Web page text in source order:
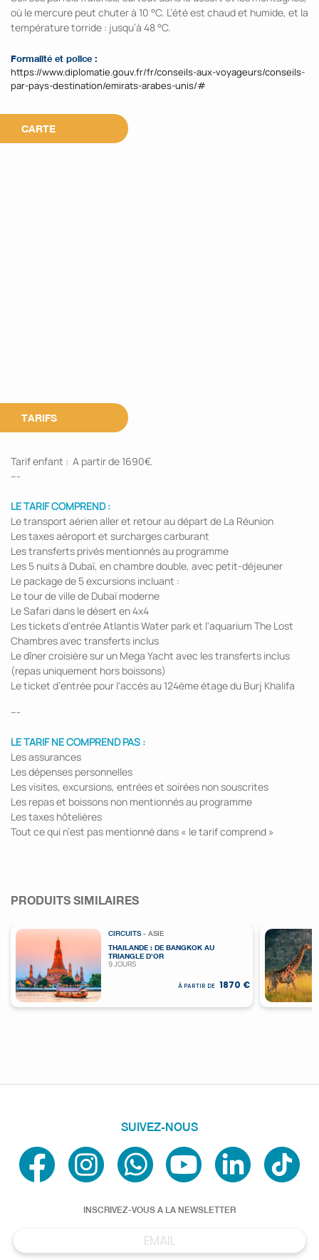
où le mercure peut chuter à 10 °C. L’été est chaud et humide, et la
température torride : jusqu’à 48 °C.
Formalité et police :
https://www.diplomatie.gouv.fr/fr/conseils-aux-voyageurs/conseils-
par-pays-destination/emirats-arabes-unis/#
CARTE
TARIFS
Tarif enfant : A partir de 1690€.
---
LE TARIF COMPREND :
Le transport aérien aller et retour au départ de La Réunion
Les taxes aéroport et surcharges carburant
Les transferts privés mentionnés au programme
Les 5 nuits à Dubaï, en chambre double, avec petit-déjeuner
Le package de 5 excursions incluant :
Le tour de ville de Dubaï moderne
Le Safari dans le désert en 4x4
Les tickets d’entrée Atlantis Water park et l'aquarium The Lost
Chambres avec transferts inclus
Le dîner croisière sur un Mega Yacht avec les transferts inclus
(repas uniquement hors boissons)
Le ticket d’entrée pour l'accès au 124ème étage du Burj Khalifa
---
LE TARIF NE COMPREND PAS :
Les assurances
Les dépenses personnelles
Les visites, excursions, entrées et soirées non souscrites
Les repas et boissons non mentionnés au programme
Les taxes hôtelières
Tout ce qui n’est pas mentionné dans « le tarif comprend »
PRODUITS SIMILAIRES
CIRCUITS - ASIE
THAILANDE : DE BANGKOK AU
TRIANGLE D'OR
9 JOURS
À PARTIR DE 1870 €
SUIVEZ-NOUS
INSCRIVEZ-VOUS A LA NEWSLETTER